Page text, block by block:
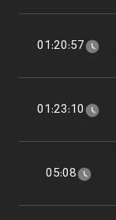
01:20:57
01:23:10
05:08